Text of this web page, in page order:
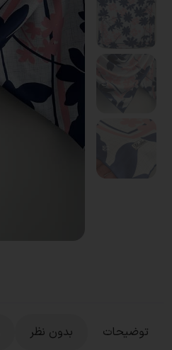
توضیحات بدون نظر